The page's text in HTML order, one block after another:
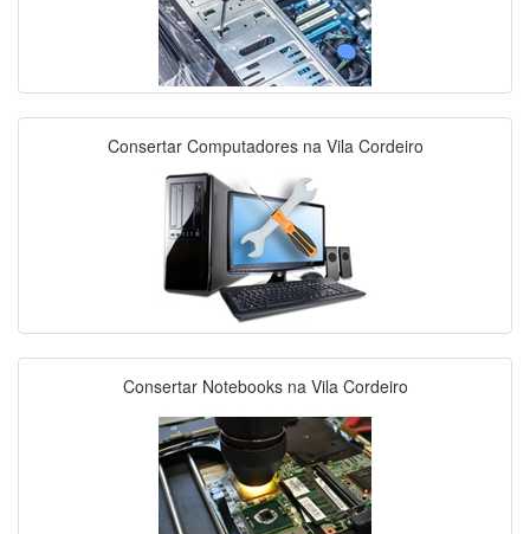
Consertar Computadores na Vila Cordeiro
Consertar Notebooks na Vila Cordeiro